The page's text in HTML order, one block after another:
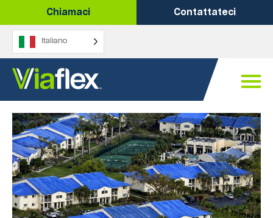
contenuto
Chiamaci Contattateci
Italiano